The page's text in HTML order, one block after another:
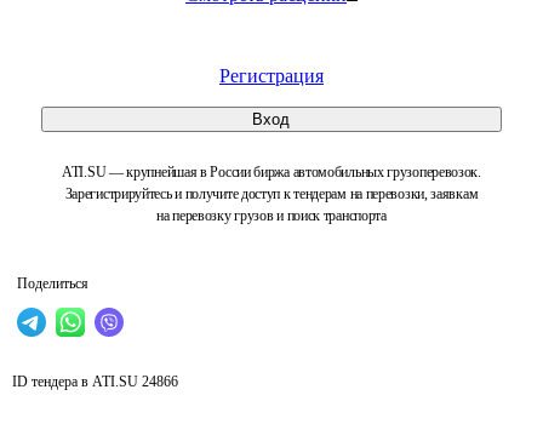
Регистрация
Вход
ATI.SU — крупнейшая в России биржа автомобильных грузоперевозок.
Зарегистрируйтесь и получите доступ к тендерам на перевозки, заявкам
на перевозку грузов и поиск транспорта
Поделиться
ID тендера в ATI.SU 24866